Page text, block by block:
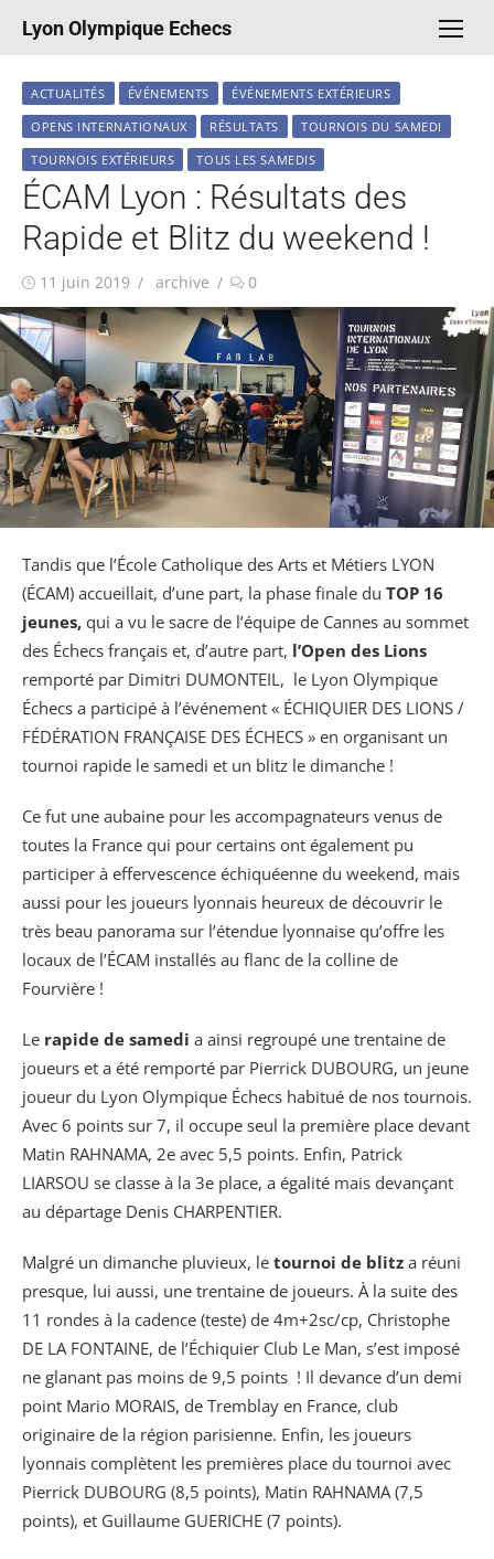
Lyon Olympique Echecs
ACTUALITÉS ÉVÉNEMENTS
ÉVÉNEMENTS EXTÉRIEURS
OPENS INTERNATIONAUX
RÉSULTATS
TOURNOIS DU SAMEDI
TOURNOIS EXTÉRIEURS
TOUS LES SAMEDIS
ÉCAM Lyon : Résultats des
Rapide et Blitz du weekend !
Publié
le
11 juin 2019 Auteur/autrice
archive 0
Tandis que l’École Catholique des Arts et Métiers LYON
(ÉCAM) accueillait, d’une part, la phase finale du TOP 16
jeunes, qui a vu le sacre de l’équipe de Cannes au sommet
des Échecs français et, d’autre part, l’Open des Lions
remporté par Dimitri DUMONTEIL, le Lyon Olympique
Échecs a participé à l’événement « ÉCHIQUIER DES LIONS /
FÉDÉRATION FRANÇAISE DES ÉCHECS » en organisant un
tournoi rapide le samedi et un blitz le dimanche !
Ce fut une aubaine pour les accompagnateurs venus de
toutes la France qui pour certains ont également pu
participer à effervescence échiquéenne du weekend, mais
aussi pour les joueurs lyonnais heureux de découvrir le
très beau panorama sur l’étendue lyonnaise qu’offre les
locaux de l’ÉCAM installés au flanc de la colline de
Fourvière !
Le rapide de samedi a ainsi regroupé une trentaine de
joueurs et a été remporté par Pierrick DUBOURG, un jeune
joueur du Lyon Olympique Échecs habitué de nos tournois.
Avec 6 points sur 7, il occupe seul la première place devant
Matin RAHNAMA, 2e avec 5,5 points. Enfin, Patrick
LIARSOU se classe à la 3e place, a égalité mais devançant
au départage Denis CHARPENTIER.
Malgré un dimanche pluvieux, le tournoi de blitz a réuni
presque, lui aussi, une trentaine de joueurs. À la suite des
11 rondes à la cadence (teste) de 4m+2sc/cp, Christophe
DE LA FONTAINE, de l’Échiquier Club Le Man, s’est imposé
ne glanant pas moins de 9,5 points ! Il devance d’un demi
point Mario MORAIS, de Tremblay en France, club
originaire de la région parisienne. Enfin, les joueurs
lyonnais complètent les premières place du tournoi avec
Pierrick DUBOURG (8,5 points), Matin RAHNAMA (7,5
points), et Guillaume GUERICHE (7 points).